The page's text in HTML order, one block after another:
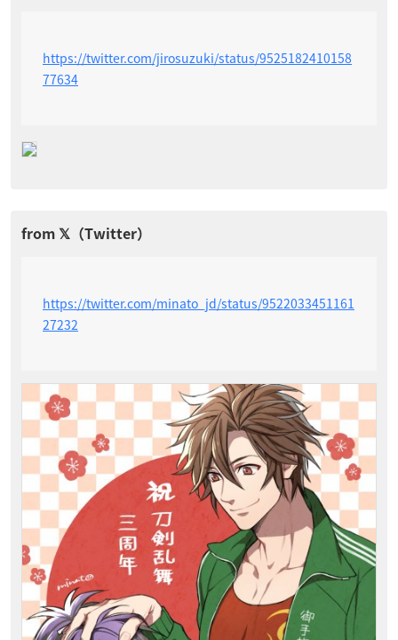
https://twitter.com/jirosuzuki/status/9525182410158
77634
https://twitter.com/minato_jd/status/9522033451161
27232